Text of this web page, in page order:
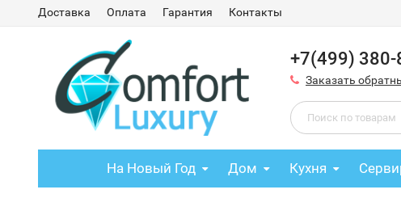
Доставка Оплата Гарантия Контакты
+7(499) 380-
Заказать
На Новый Год Дом Кухня